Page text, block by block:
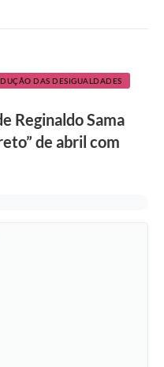
DAS DESIGUALDADES
Reginaldo Sama
de abril com